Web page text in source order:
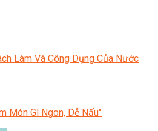
Làm Và Công Dụng Của Nước
Món Gì Ngon, Dễ Nấu"